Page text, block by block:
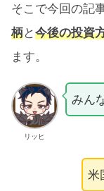
そこで今回の記
柄と今後の投資
ます。
リッヒ
みん
米